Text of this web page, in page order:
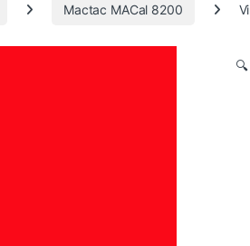
Mactac MACal 8200
🔍